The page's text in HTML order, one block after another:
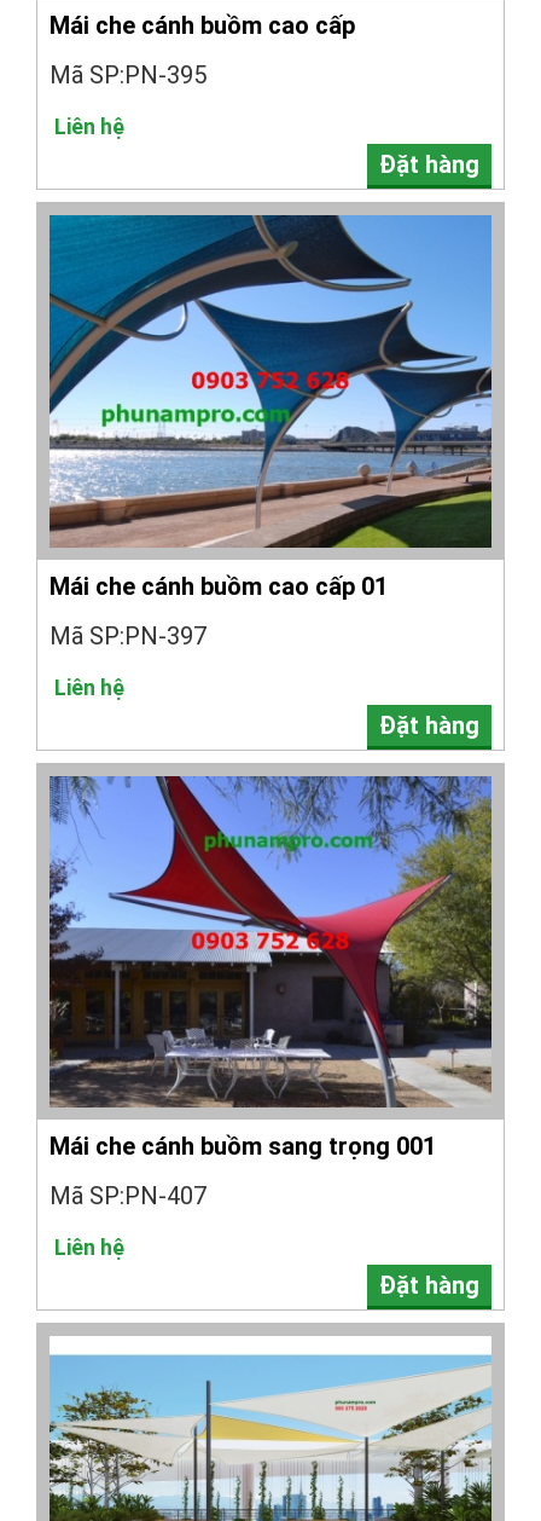
Mái che cánh buồm cao cấp
Mã SP:PN-395
Liên hệ
Đặt hàng
Mái che cánh buồm cao cấp 01
Mã SP:PN-397
Liên hệ
Đặt hàng
Mái che cánh buồm sang trọng 001
Mã SP:PN-407
Liên hệ
Đặt hàng